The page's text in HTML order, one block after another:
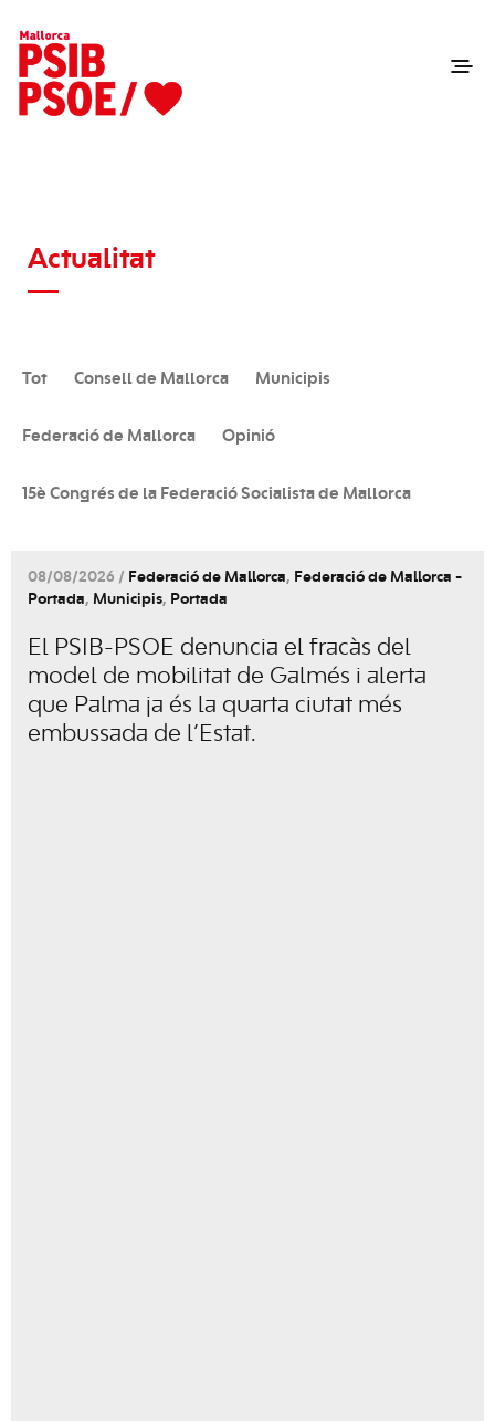
Actualitat
Tot Consell de Mallorca Municipis
Federació de Mallorca Opinió
15è Congrés de la Federació Socialista de Mallorca
08/08/2026 / Federació de Mallorca, Federació de Mallorca -
Portada, Municipis, Portada
El PSIB-PSOE denuncia el fracàs del
model de mobilitat de Galmés i alerta
que Palma ja és la quarta ciutat més
embussada de l’Estat.